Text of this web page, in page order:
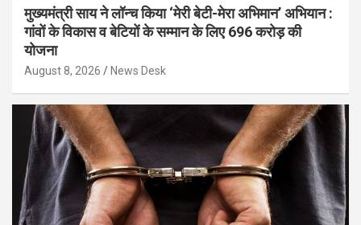
मुख्यमंत्री साय ने लॉन्च किया ‘मेरी बेटी-मेरा अभिमान’ अभियान :
गांवों के विकास व बेटियों के सम्मान के लिए 696 करोड़ की
योजना
August 8, 2026 News Desk